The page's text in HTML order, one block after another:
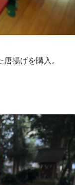
揚げを購入。